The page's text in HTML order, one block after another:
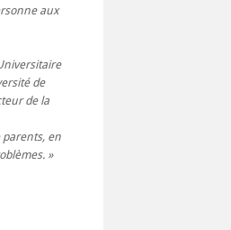
aux
de
de la
parents, en